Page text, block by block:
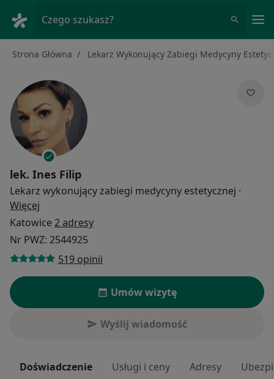
Czego szukasz?
Strona Główna Lekarz Wykonujący Zabiegi Medycyny
lek. Ines Filip
Lekarz wykonujący zabiegi medycyny estetycznej ·
Więcej
Katowice 2 adresy
Nr PWZ: 2544925
519 opinii
Umów wizytę
Wyślij wiadomość
Doświadczenie Usługi i ceny Adresy